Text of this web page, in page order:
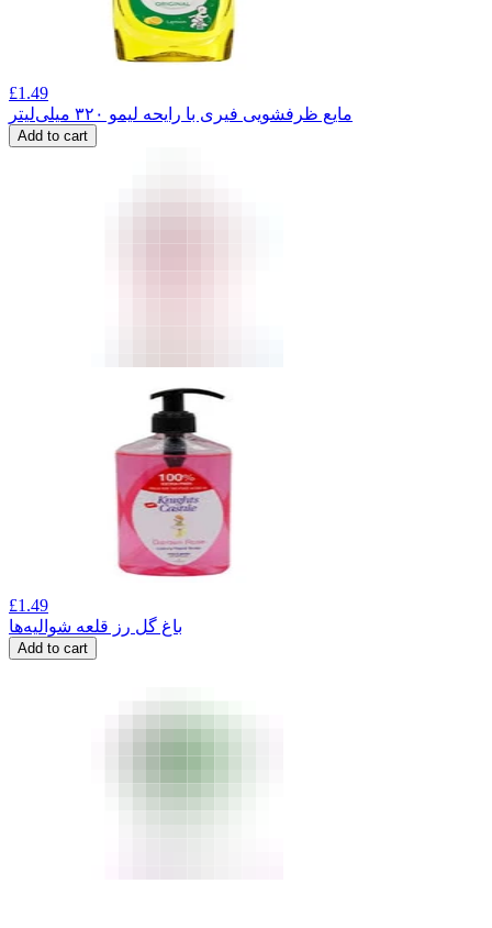
£1.49
مایع ظرفشویی فیری با رایحه لیمو ۳۲۰ میلی‌لیتر
Add to cart
£1.49
باغ گل رز قلعه شوالیه‌ها
Add to cart